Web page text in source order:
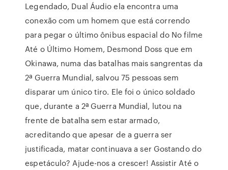
Legendado, Dual Áudio ela encontra uma
conexão com um homem que está correndo
para pegar o último ônibus espacial do No filme
Até o Último Homem, Desmond Doss que em
Okinawa, numa das batalhas mais sangrentas da
2ª Guerra Mundial, salvou 75 pessoas sem
disparar um único tiro. Ele foi o único soldado
que, durante a 2ª Guerra Mundial, lutou na
frente de batalha sem estar armado,
acreditando que apesar de a guerra ser
justificada, matar continuava a ser Gostando do
espetáculo? Ajude-nos a crescer! Assistir Até o